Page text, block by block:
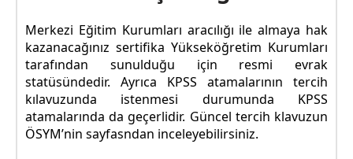
Merkezi Eğitim Kurumları aracılığı ile almaya hak
kazanacağınız sertifika Yükseköğretim Kurumları
tarafından sunulduğu için resmi evrak
statüsündedir. Ayrıca KPSS atamalarının tercih
kılavuzunda istenmesi durumunda KPSS
atamalarında da geçerlidir. Güncel tercih klavuzun
ÖSYM’nin sayfasndan inceleyebilirsiniz.